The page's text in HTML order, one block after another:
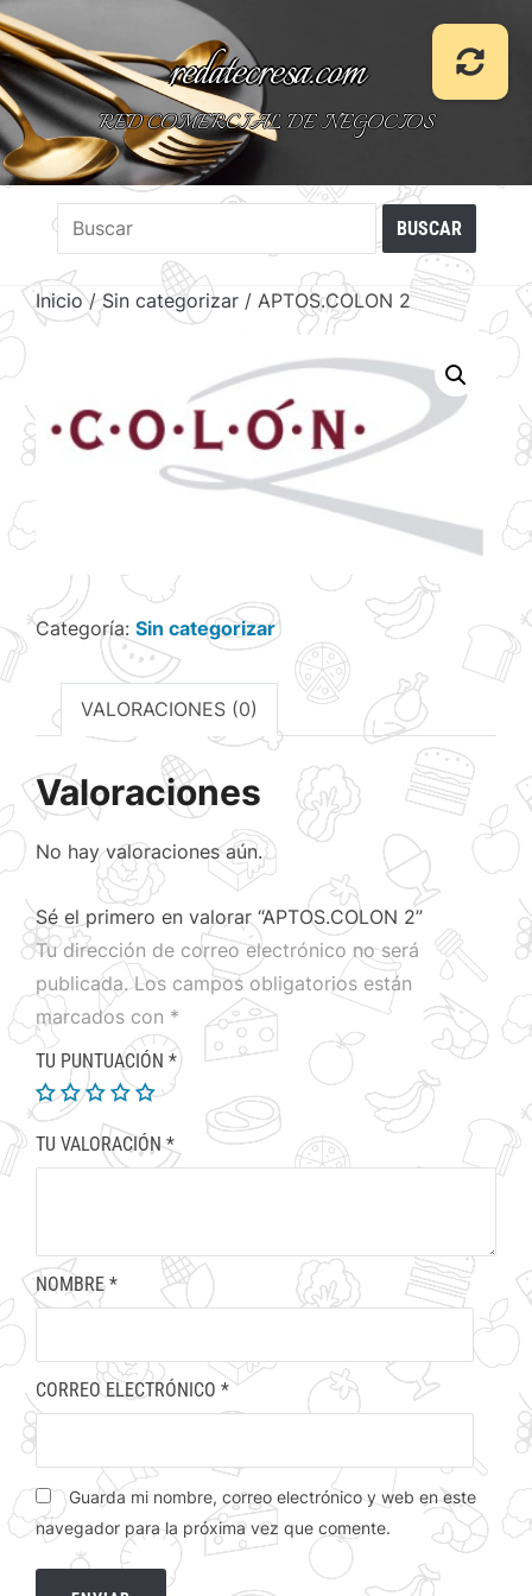
redatecresa.com
RED COMERCIAL DE NEGOCIOS
Inicio/Sin categorizar / APTOS.COLON 2
Categoría: Sin categorizar
VALORACIONES (0)
Valoraciones
No hay valoraciones aún.
Sé el primero en valorar “APTOS.COLON 2”
Tu dirección de correo electrónico no será
publicada. Los campos obligatorios están
marcados con *
TU PUNTUACIÓN *
TU VALORACIÓN*
NOMBRE*
CORREO ELECTRÓNICO *
Guarda mi nombre, correo electrónico y web en este
navegador para la próxima vez que comente.